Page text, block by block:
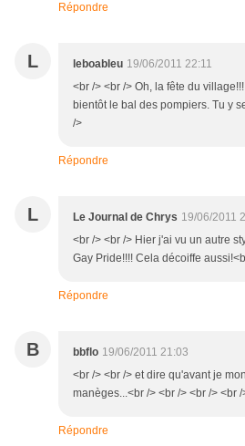
Répondre
L leboableu 19/06/2011 22:11
<br /> <br /> Oh, la fête du
bientôt le bal des pompiers. Tu y
/>
Répondre
L Le Journal de Chrys 19/06/2011
<br /> <br /> Hier j'ai vu un autre
Gay Pride!!!! Cela décoiffe
Répondre
B bbflo 19/06/2011 21:03
<br /> <br /> et dire qu'avant je
manèges...<br /> <br /> <br /> <br /
Répondre